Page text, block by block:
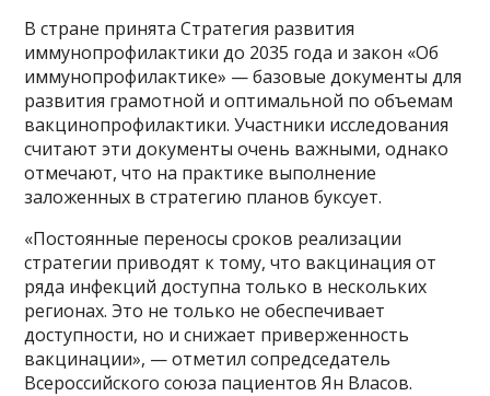
В стране принята Стратегия развития
иммунопрофилактики до 2035 года и закон «Об
иммунопрофилактике» — базовые документы для
развития грамотной и оптимальной по объемам
вакцинопрофилактики. Участники исследования
считают эти документы очень важными, однако
отмечают, что на практике выполнение
заложенных в стратегию планов буксует.
«Постоянные переносы сроков реализации
стратегии приводят к тому, что вакцинация от
ряда инфекций доступна только в нескольких
регионах. Это не только не обеспечивает
доступности, но и снижает приверженность
вакцинации», — отметил сопредседатель
Всероссийского союза пациентов Ян Власов.